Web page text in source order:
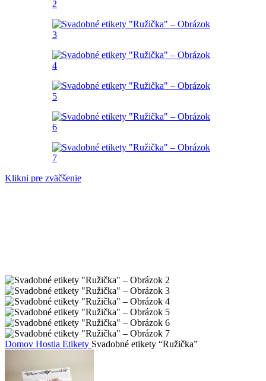
Klikni pre zväčšenie
Domov Hostia Etikety Svadobné etikety “Ružička”